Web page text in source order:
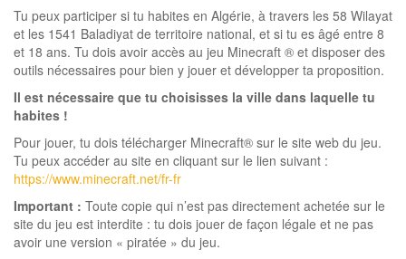
Tu peux participer si tu habites en Algérie, à travers les 58 Wilayat
et les 1541 Baladiyat de territoire national, et si tu es âgé entre 8
et 18 ans. Tu dois avoir accès au jeu Minecraft ® et disposer des
outils nécessaires pour bien y jouer et développer ta proposition.
Il est nécessaire que tu choisisses la ville dans laquelle tu
habites !
Pour jouer, tu dois télécharger Minecraft® sur le site web du jeu.
Tu peux accéder au site en cliquant sur le lien suivant :
https://www.minecraft.net/fr-fr
Important : Toute copie qui n’est pas directement achetée sur le
site du jeu est interdite : tu dois jouer de façon légale et ne pas
avoir une version « piratée » du jeu.